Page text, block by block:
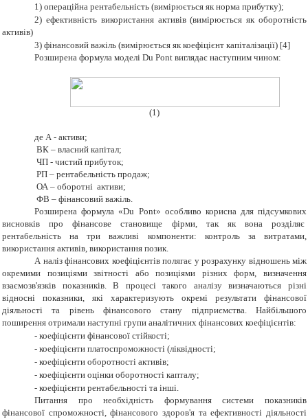
1) операційна рентабельність (вимірюється як норма прибутку);
2) ефективність використання активів (вимірюється як оборотність
активів)
3) фінансовий важіль (вимірюється як коефіцієнт капіталізації) [4]
Розширена формула моделі Du Pont виглядає наступним чином:
(1)
де А - активи;
ВК – власний капітал;
ЧП - чистий прибуток;
РП – рентабельність продаж;
ОА – оборотні активи;
ФВ – фінансовий важіль.
Розширена формула «Du Pont» особливо корисна для підсумкових
висновків про фінансове становище фірми, так як вона розділяє
рентабельність на три важливі компоненти: контроль за витратами,
використання активів, використання позик.
А наліз фінансових коефіцієнтів полягає у розрахунку відношень між
окремими позиціями звітності або позиціями різних форм, визначення
взаємозв'язків показників. В процесі такого аналізу визначаються різні
відносні показники, які характеризують окремі результати фінансової
діяльності та рівень фінансового стану підприємства. Найбільшого
поширення отримали наступні групи аналітичних фінансових коефіцієнтів:
- коефіцієнти фінансової стійкості;
- коефіцієнти платоспроможності (ліквідності;
- коефіцієнти оборотності активів;
- коефіцієнти оцінки оборотності капталу;
- коефіцієнти рентабельності та інші.
Питання про необхідність формування системи показників
фінансової спроможності, фінансового здоров'я та ефективності діяльності